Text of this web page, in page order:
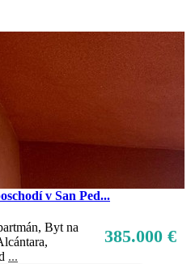
v San Ped...
385.000 €
Byt na
...